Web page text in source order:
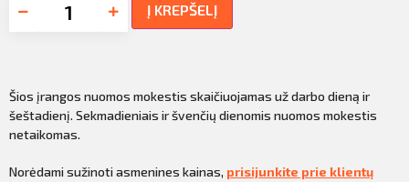
Į KREPŠELĮ
Šios įrangos nuomos mokestis skaičiuojamas už darbo dieną ir
šeštadienį. Sekmadieniais ir švenčių dienomis nuomos mokestis
netaikomas.
Norėdami sužinoti asmenines kainas, prisijunkite prie klientų